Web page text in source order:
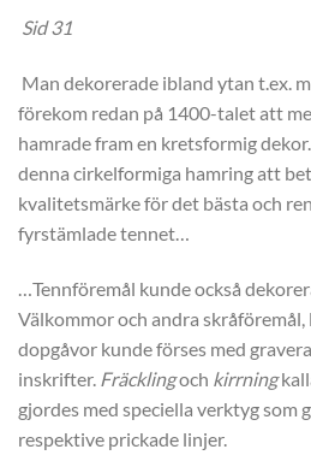
Sid 31
Man dekorerade ibland ytan t.ex.
förekom redan på 1400-talet att
hamrade fram en kretsformig
denna cirkelformiga hamring att
kvalitetsmärke för det bästa och
fyrstämlade tennet…
…Tennföremål kunde också
Välkommor och andra
dopgåvor kunde förses med
inskrifter. Fräcklingoch kirrning
gjordes med speciella verktyg som
respektive prickade linjer.